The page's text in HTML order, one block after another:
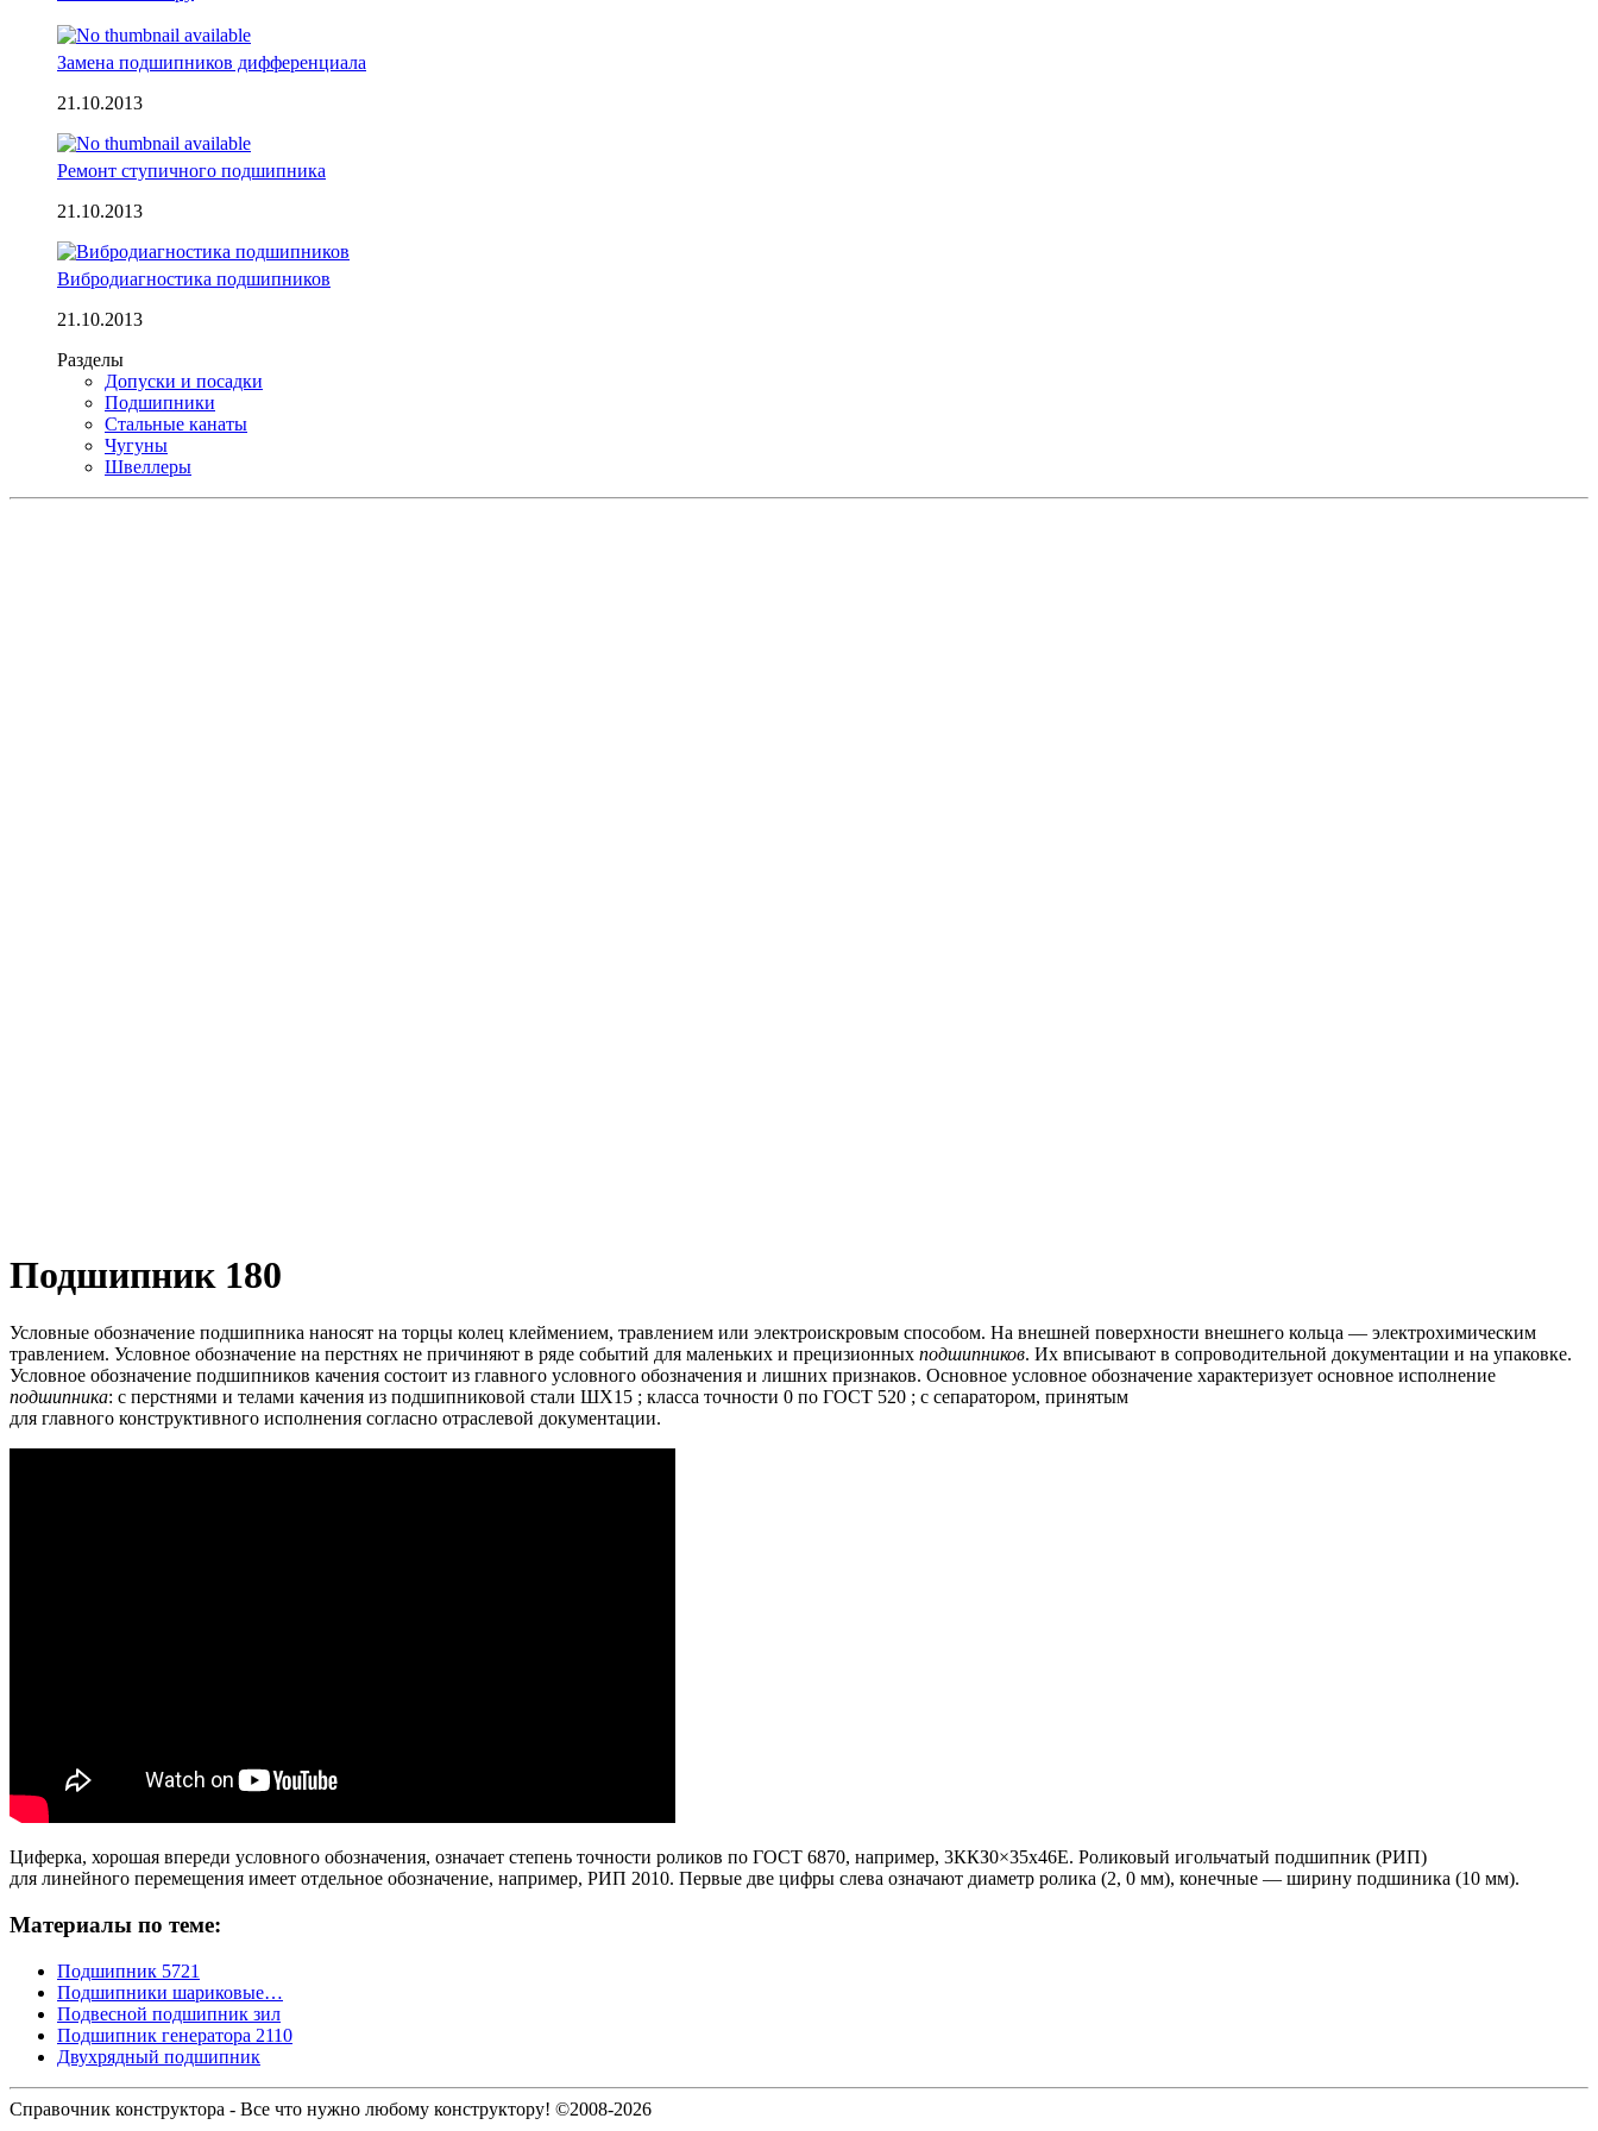
Замена подшипников дифференциала
21.10.2013
Ремонт ступичного подшипника
21.10.2013
Вибродиагностика подшипников
21.10.2013
Разделы
Допуски и посадки
Подшипники
Стальные канаты
Чугуны
Швеллеры
Подшипник 180
Условные обозначение подшипника наносят на торцы колец клеймением, травлением или электроискровым способом. На внешней поверхности внешнего кольца — электрохимическим
травлением. Условное обозначение на перстнях не причиняют в ряде событий для маленьких и прецизионных подшипников. Их вписывают в сопроводительной документации и на упаковке.
Условное обозначение подшипников качения состоит из главного условного обозначения и лишних признаков. Основное условное обозначение характеризует основное исполнение
подшипника: с перстнями и телами качения из подшипниковой стали ШХ15 ; класса точности 0 по ГОСТ 520 ; с сепаратором, принятым
для главного конструктивного исполнения согласно отраслевой документации.
Циферка, хорошая впереди условного обозначения, означает степень точности роликов по ГОСТ 6870, например, 3ККЗ0×35х46Е. Роликовый игольчатый подшипник (РИП)
для линейного перемещения имеет отдельное обозначение, например, РИП 2010. Первые две цифры слева означают диаметр ролика (2, 0 мм), конечные — ширину подшиника (10 мм).
Материалы по теме:
Подшипник 5721
Подшипники шариковые…
Подвесной подшипник зил
Подшипник генератора 2110
Двухрядный подшипник
Справочник конструктора - Все что нужно любому конструктору! ©2008-2026